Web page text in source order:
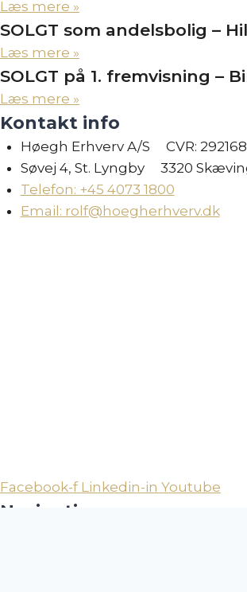
Læs mere »
SOLGT som andelsbolig –
Læs mere »
SOLGT på 1. fremvisning –
Læs mere »
Kontakt info
Høegh Erhverv A/S CVR:
Søvej 4, St. Lyngby 3320
Telefon: +45 4073 1800
Email: rolf@hoegherhverv.dk
Facebook-f Linkedin-in Youtube
Navigation